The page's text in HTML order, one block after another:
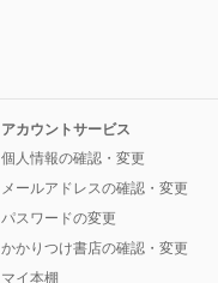
アカウントサービス
個人情報の確認・変更
メールアドレスの確認・変更
パスワードの変更
かかりつけ書店の確認・変更
マイ本棚